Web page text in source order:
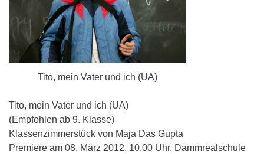
Tito, mein Vater und ich (UA)
Tito, mein Vater und ich (UA)
(Empfohlen ab 9. Klasse)
Klassenzimmerstück von Maja Das Gupta
Premiere am 08. März 2012, 10.00 Uhr, Dammrealschule